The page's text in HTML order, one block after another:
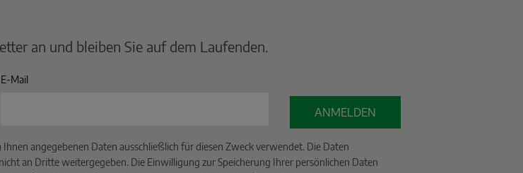
an und bleiben Sie auf dem Laufenden.
E-Mail
ANMELDEN
angegebenen Daten ausschließlich für diesen Zweck verwendet. Die Daten
an Dritte weitergegeben. Die Einwilligung zur Speicherung Ihrer persönlichen Daten